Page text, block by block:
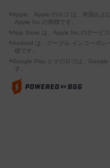
※Apple、Apple のロゴ は、米国およ
Apple Inc.の商標です。
※App Store は、Apple Inc.のサービス
※Android は、グーグル インコーポレ
標です。
※Google Play とそのロゴは、Google
す。